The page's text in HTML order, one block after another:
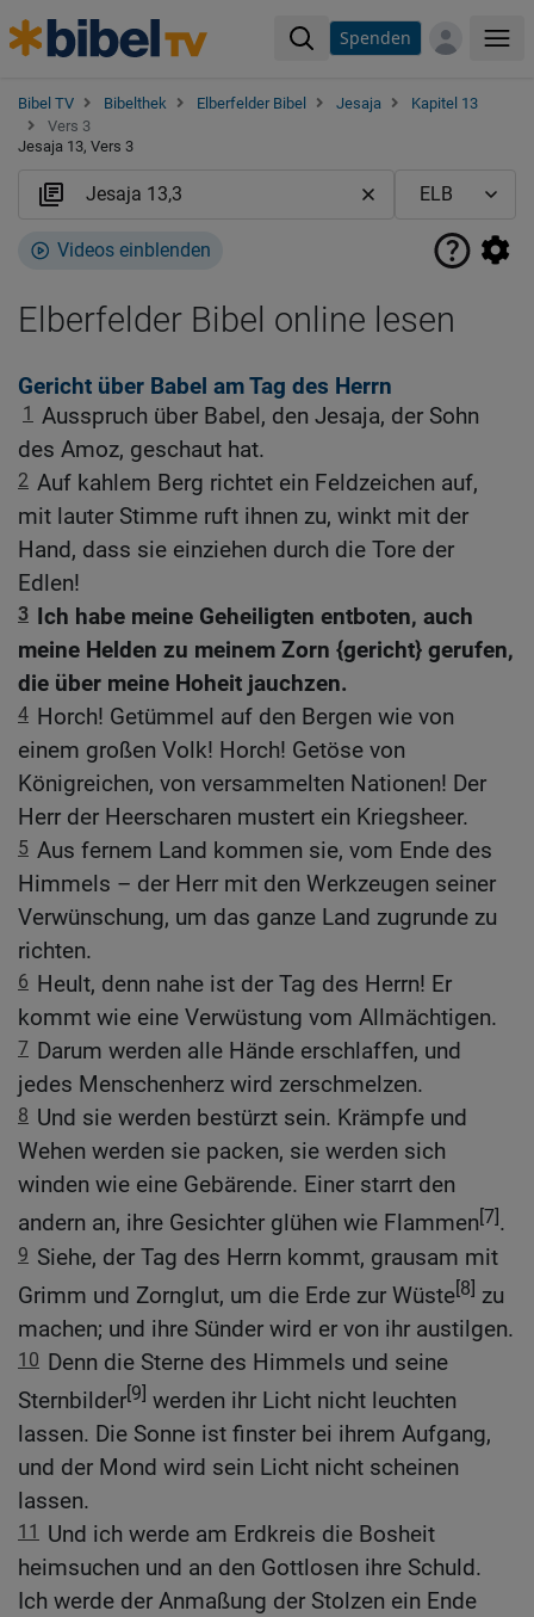
Spenden
Bibel TV Bibelthek Elberfelder Bibel Jesaja
Kapitel 13
Vers 3
Jesaja 13, Vers 3
Videos einblenden
Elberfelder Bibel online lesen
Gericht über Babel am Tag des Herrn
1 Ausspruch über Babel, den Jesaja, der Sohn
des Amoz, geschaut hat.
2 Auf kahlem Berg richtet ein Feldzeichen auf,
mit lauter Stimme ruft ihnen zu, winkt mit der
Hand, dass sie einziehen durch die Tore der
Edlen!
3 Ich habe meine Geheiligten entboten, auch
meine Helden zu meinem Zorn {gericht} gerufen,
die über meine Hoheit jauchzen.
4 Horch! Getümmel auf den Bergen wie von
einem großen Volk! Horch! Getöse von
Königreichen, von versammelten Nationen! Der
Herr der Heerscharen mustert ein Kriegsheer.
5 Aus fernem Land kommen sie, vom Ende des
Himmels – der Herr mit den Werkzeugen seiner
Verwünschung, um das ganze Land zugrunde zu
richten.
6 Heult, denn nahe ist der Tag des Herrn! Er
kommt wie eine Verwüstung vom Allmächtigen.
7 Darum werden alle Hände erschlaffen, und
jedes Menschenherz wird zerschmelzen.
8 Und sie werden bestürzt sein. Krämpfe und
Wehen werden sie packen, sie werden sich
winden wie eine Gebärende. Einer starrt den
andern an, ihre Gesichter glühen wie Flammen[7].
9 Siehe, der Tag des Herrn kommt, grausam mit
Grimm und Zornglut, um die Erde zur Wüste[8] zu
machen; und ihre Sünder wird er von ihr austilgen.
10 Denn die Sterne des Himmels und seine
Sternbilder[9] werden ihr Licht nicht leuchten
lassen. Die Sonne ist finster bei ihrem Aufgang,
und der Mond wird sein Licht nicht scheinen
lassen.
11
Und ich werde am Erdkreis die Bosheit
heimsuchen und an den Gottlosen ihre Schuld.
Ich werde der Anmaßung der Stolzen ein Ende